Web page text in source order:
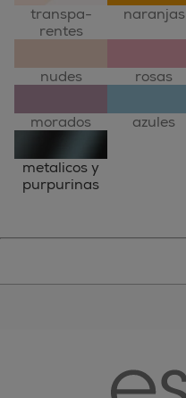
transpa-
rentes
naranjas
nudes rosas
morados azules
metalicos y
purpurinas